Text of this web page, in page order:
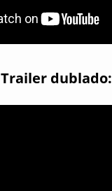
Trailer dublado: